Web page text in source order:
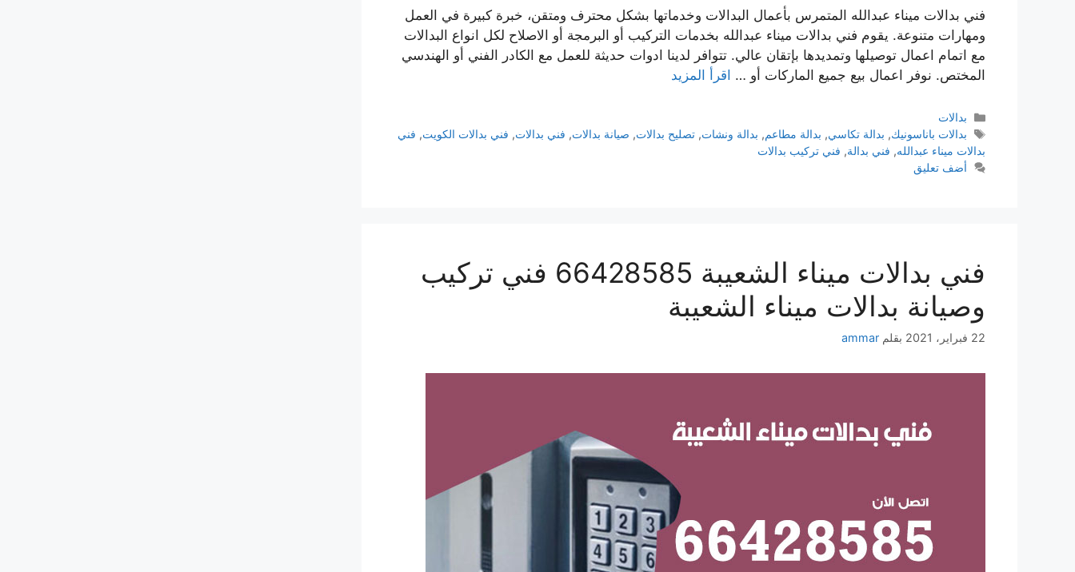
فني بدالات ميناء عبدالله المتمرس بأعمال البدالات وخدماتها بشكل محترف ومتقن، خبرة كبيرة في العمل
ومهارات متنوعة. يقوم فني بدالات ميناء عبدالله بخدمات التركيب أو البرمجة أو الاصلاح لكل انواع البدالات
مع اتمام اعمال توصيلها وتمديدها بإتقان عالي. تتوافر لدينا ادوات حديثة للعمل مع الكادر الفني أو الهندسي
المختص. نوفر اعمال بيع جميع الماركات أو … اقرأ المزيد
بدالات
بدالات باناسونيك, بدالة تكاسي, بدالة مطاعم, بدالة ونشات,تصليح بدالات, صيانة بدالات, فني بدالات, فني بدالات الكويت, فني
بدالات ميناء عبدالله, فني بدالة, فني تركيب بدالات
أضف تعليق
فني بدالات ميناء الشعيبة 66428585 فني تركيب
وصيانة بدالات ميناء الشعيبة
22 فبراير، 2021 بقلم ammar